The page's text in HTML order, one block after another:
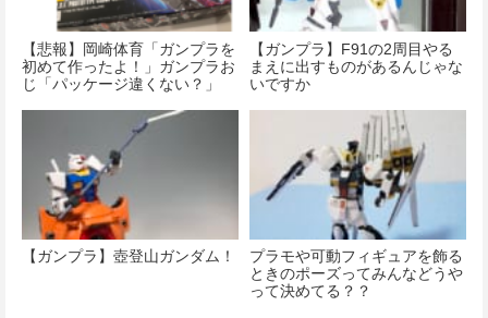
【悲報】岡崎体育「ガンプラを
初めて作ったよ！」ガンプラお
じ「パッケージ違くない？」
【ガンプラ】F91の2周目やる
まえに出すものがあるんじゃな
いですか
【ガンプラ】壺登山ガンダム！
プラモや可動フィギュアを飾る
ときのポーズってみんなどうや
って決めてる？？